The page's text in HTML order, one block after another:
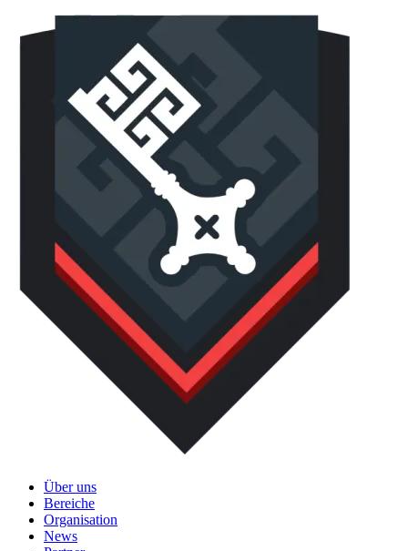
Über uns
Bereiche
Organisation
News